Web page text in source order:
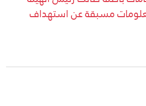
معلومات مسبقة عن استهداف